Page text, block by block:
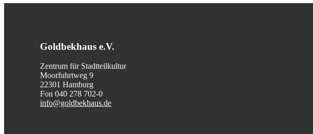
Goldbekhaus e.V.
Zentrum für Stadtteilkultur
Moorfuhrtweg 9
22301 Hamburg
Fon 040 278 702-0
info@goldbekhaus.de